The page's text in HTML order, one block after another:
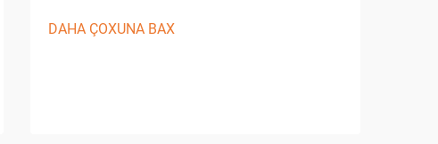
üsulu materialın keçirici iş detallarından
DAHA ÇOXUNA BAX